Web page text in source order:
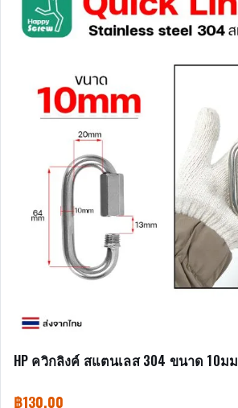
HP ควิกลิงค์ สแตนเลส 304 ขนาด 10มม
฿130.00